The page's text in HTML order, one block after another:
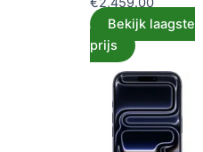
Bekijk laagste
prijs